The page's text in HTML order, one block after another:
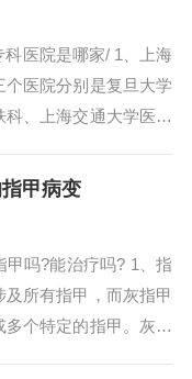
慢但是不影响整体健
...科医院是哪家/ 1、上海
个医院分别是复旦大学
科、上海交通大学医学
这三家医院皮肤科的
在上海乃至全国享有极
甲病变
甲吗?能治疗吗? 1、指
所有指甲，而灰指甲
个特定的指甲。灰指